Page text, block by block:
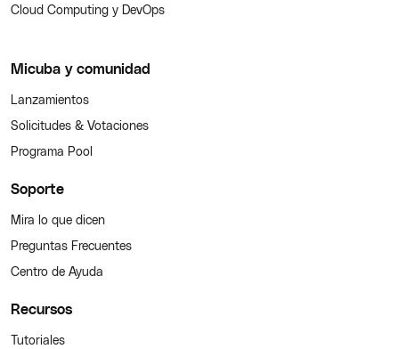
Cloud Computing y DevOps
Micuba y comunidad
Lanzamientos
Solicitudes & Votaciones
Programa Pool
Soporte
Mira lo que dicen
Preguntas Frecuentes
Centro de Ayuda
Recursos
Tutoriales